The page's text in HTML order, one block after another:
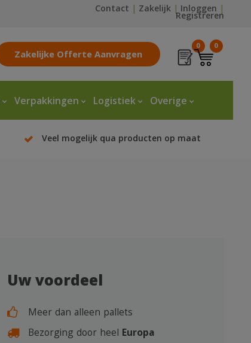
Contact | Zakelijk |Inloggen |
Registreren
Zakelijke Offerte Aanvragen
0 0
Verpakkingen Logistiek Overige
Veel mogelijk qua producten op maat
Uw voordeel
Meer dan alleen pallets
Bezorging door heel Europa